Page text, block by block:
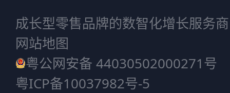
成长型零售品牌的数智化增长服务商
网站地图
粤公网安备 44030502000271号
粤ICP备10037982号-5